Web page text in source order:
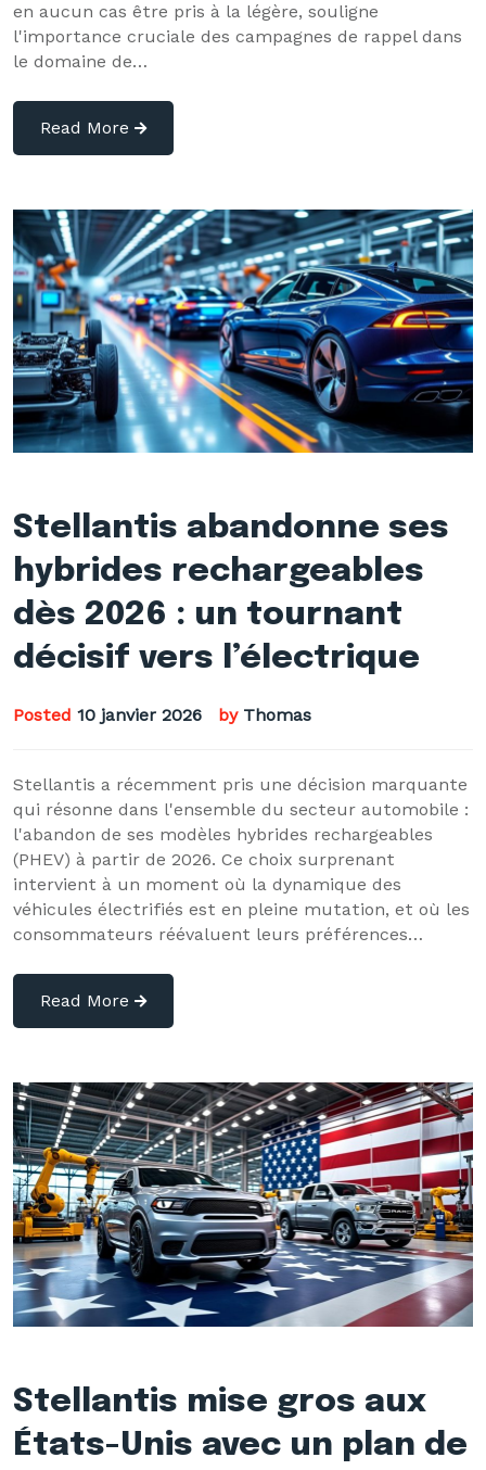
en aucun cas être pris à la légère, souligne
l'importance cruciale des campagnes de rappel dans
le domaine de…
Read More
Stellantis abandonne ses
hybrides rechargeables
dès 2026 : un tournant
décisif vers l’électrique
Posted 10 janvier 2026 by Thomas
Stellantis a récemment pris une décision marquante
qui résonne dans l'ensemble du secteur automobile :
l'abandon de ses modèles hybrides rechargeables
(PHEV) à partir de 2026. Ce choix surprenant
intervient à un moment où la dynamique des
véhicules électrifiés est en pleine mutation, et où les
consommateurs réévaluent leurs préférences…
Read More
Stellantis mise gros aux
États-Unis avec un plan de